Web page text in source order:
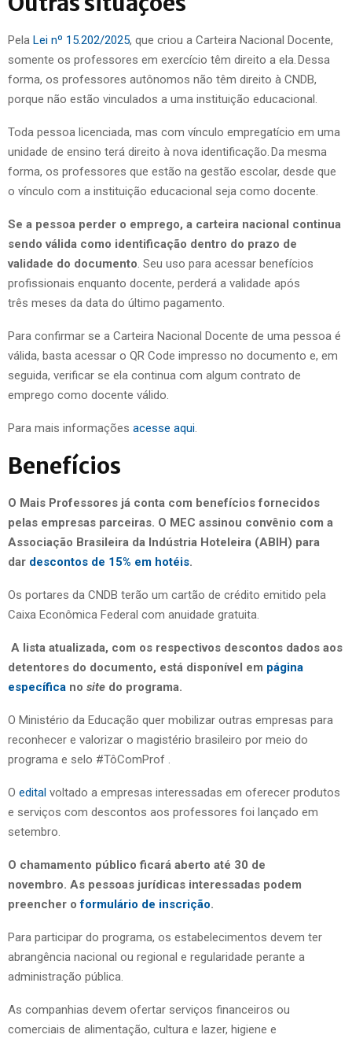
Pela Lei nº 15.202/2025, que criou a Carteira Nacional Docente,
somente os professores em exercício têm direito a ela. Dessa
forma, os professores autônomos não têm direito à CNDB,
porque não estão vinculados a uma instituição educacional.
Toda pessoa licenciada, mas com vínculo empregatício em uma
unidade de ensino terá direito à nova identificação. Da mesma
forma, os professores que estão na gestão escolar, desde que
o vínculo com a instituição educacional seja como docente.
Se a pessoa perder o emprego, a carteira nacional continua
sendo válida como identificação dentro do prazo de
validade do documento . Seu uso para acessar benefícios
profissionais enquanto docente, perderá a validade após
três meses da data do último pagamento.
Para confirmar se a Carteira Nacional Docente de uma pessoa é
válida, basta acessar o QR Code impresso no documento e, em
seguida, verificar se ela continua com algum contrato de
emprego como docente válido.
Para mais informações acesse aqui
Benefícios
O Mais Professores já conta com benefícios fornecidos
pelas empresas parceiras. O MEC assinou convênio com a
Associação Brasileira da Indústria Hoteleira (ABIH) para
dar descontos de 15% em hotéis.
Os portares da CNDB terão um cartão de crédito emitido pela
Caixa Econômica Federal com anuidade gratuita.
A lista atualizada, com os respectivos descontos dados aos
detentores do documento, está disponível em página
específica no site do programa.
O Ministério da Educação quer mobilizar outras empresas para
reconhecer e valorizar o magistério brasileiro por meio do
programa e selo #TôComProf .
O edital voltado a empresas interessadas em oferecer produtos
e serviços com descontos aos professores foi lançado em
setembro.
O chamamento público ficará aberto até 30 de
novembro. As pessoas jurídicas interessadas podem
preencher o formulário de inscrição.
Para participar do programa, os estabelecimentos devem ter
abrangência nacional ou regional e regularidade perante a
administração pública.
As companhias devem ofertar serviços financeiros ou
comerciais de alimentação, cultura e lazer, higiene e